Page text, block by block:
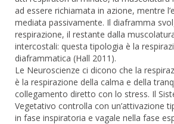
ad essere richiamata in azione, mentre
mediata passivamente. Il diaframma
respirazione, il restante dalla
intercostali: questa tipologia è la
diaframmatica (Hall 2011).
Le Neuroscienze ci dicono che la
è la respirazione della calma e della
collegamento diretto con lo stress. Il
Vegetativo controlla con un’attivazione
in fase inspiratoria e vagale nella fase